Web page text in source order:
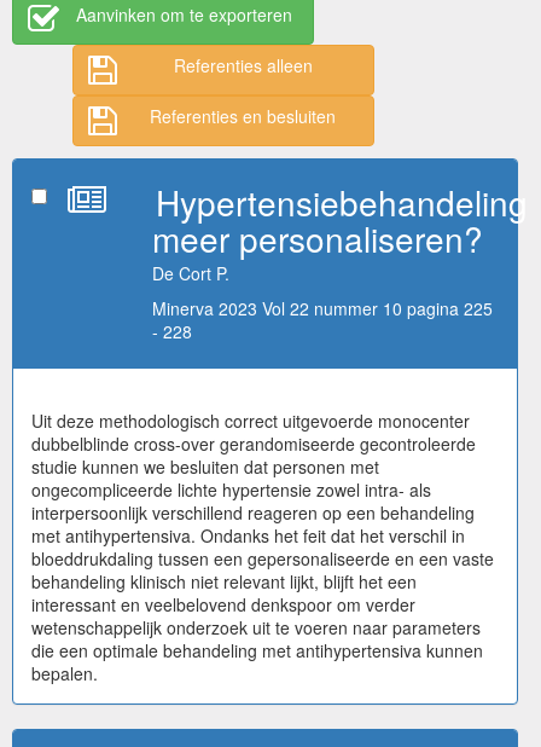
Aanvinken om te exporteren
Referenties alleen
Referenties en besluiten
Hypertensiebehandeling
meer personaliseren?
De Cort P.
Minerva 2023 Vol 22 nummer 10 pagina 225
- 228
Uit deze methodologisch correct uitgevoerde monocenter
dubbelblinde cross-over gerandomiseerde gecontroleerde
studie kunnen we besluiten dat personen met
ongecompliceerde lichte hypertensie zowel intra- als
interpersoonlijk verschillend reageren op een behandeling
met antihypertensiva. Ondanks het feit dat het verschil in
bloeddrukdaling tussen een gepersonaliseerde en een vaste
behandeling klinisch niet relevant lijkt, blijft het een
interessant en veelbelovend denkspoor om verder
wetenschappelijk onderzoek uit te voeren naar parameters
die een optimale behandeling met antihypertensiva kunnen
bepalen.